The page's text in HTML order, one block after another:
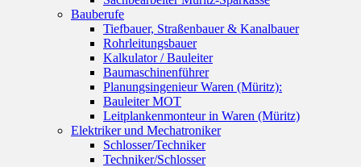
Bauberufe
Tiefbauer, Straßenbauer & Kanalbauer
Rohrleitungsbauer
Kalkulator / Bauleiter
Baumaschinenführer
Planungsingenieur Waren (Müritz):
Bauleiter MOT
Leitplankenmonteur in Waren (Müritz)
Elektriker und Mechatroniker
Schlosser/Techniker
Techniker/Schlosser